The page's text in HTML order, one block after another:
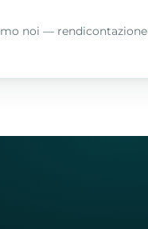
noi — rendicontazione